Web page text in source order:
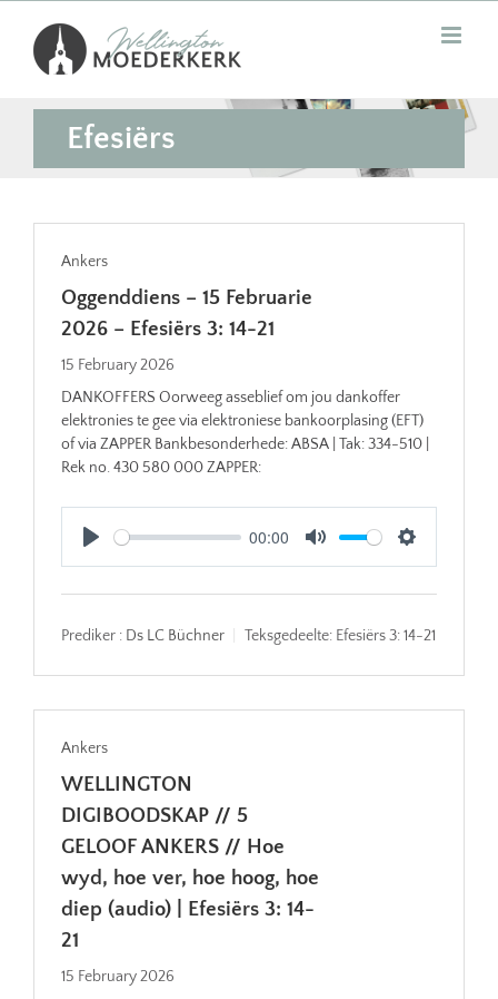
content
Efesiërs
Ankers
Oggenddiens – 15 Februarie
2026 – Efesiërs 3: 14-21
15 February 2026
DANKOFFERS Oorweeg asseblief om jou dankoffer
elektronies te gee via elektroniese bankoorplasing (EFT)
of via ZAPPER Bankbesonderhede: ABSA | Tak: 334-510 |
Rek no. 430 580 000 ZAPPER:
Play
00:00
Mute Settings
Prediker : Ds LC Büchner Teksgedeelte: Efesiërs 3: 14-21
Ankers
WELLINGTON
DIGIBOODSKAP // 5
GELOOF ANKERS // Hoe
wyd, hoe ver, hoe hoog, hoe
diep (audio) | Efesiërs 3: 14-
21
15 February 2026